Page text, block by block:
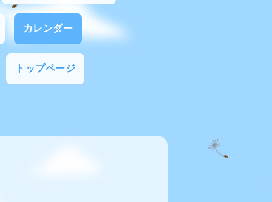
カレンダー
トップページ